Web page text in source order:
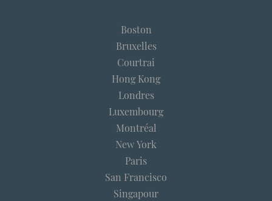
Boston
Bruxelles
Courtrai
Hong Kong
Londres
Luxembourg
Montréal
New York
Paris
San Francisco
Singapour